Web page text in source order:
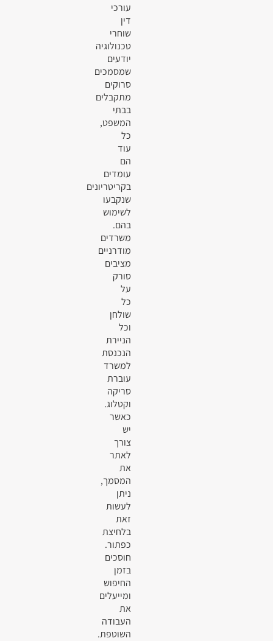
עורכי
דין
שוחרי
טכנולוגיה
יודעים
שמסמכים
סרוקים
מתקבלים
בבתי
המשפט,
כל
עוד
הם
עומדים
בקריטריונים
שנקבעו
לשימוש
בהם.
משרדים
מודרניים
מציבים
סורק
על
כל
שולחן
וכל
הניירת
הנכנסת
למשרד
עוברת
סריקה
וקטלוג.
כאשר
יש
צורך
לאתר
את
המסמך,
ניתן
לעשות
זאת
בלחיצת
כפתור.
חוסכים
בזמן
החיפוש
ומייעלים
את
העבודה
השוטפת.